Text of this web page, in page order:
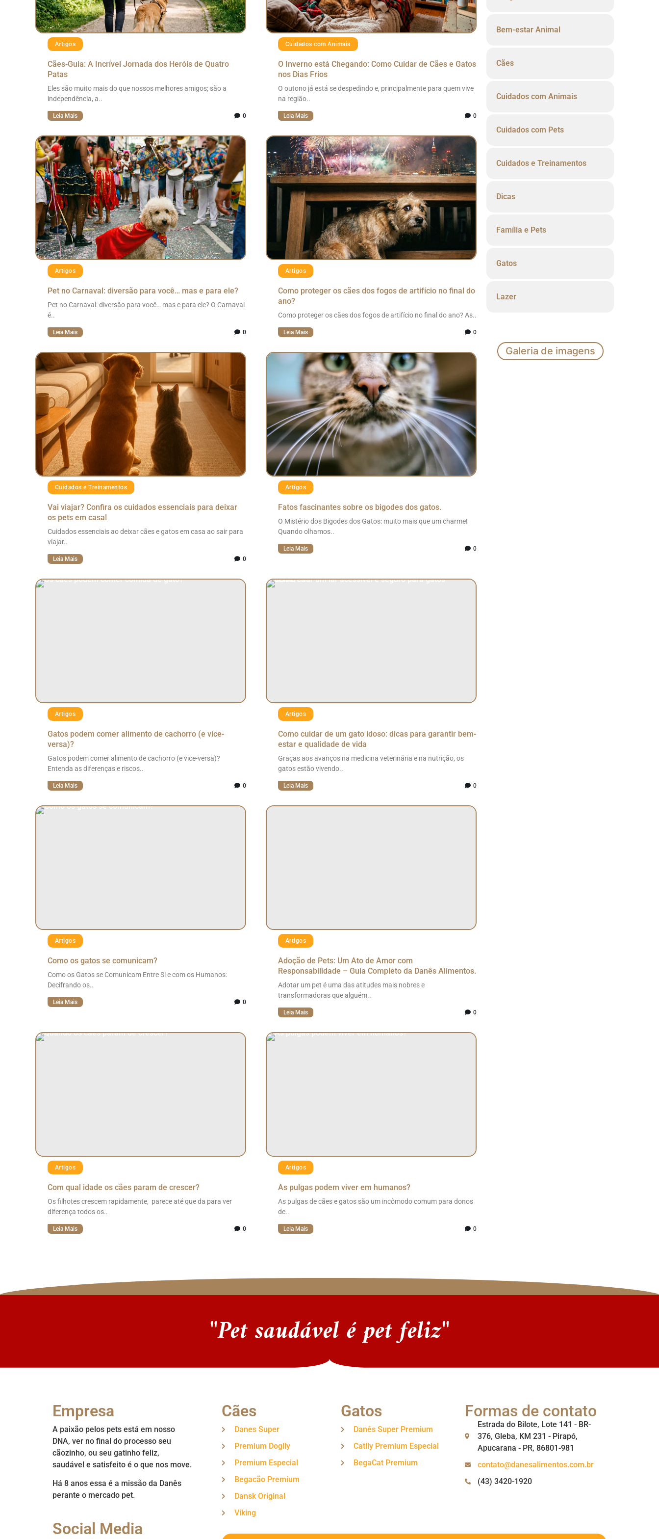
Artigos
Cães-Guia: A Incrível Jornada dos Heróis de Quatro
Patas
Eles são muito mais do que nossos melhores amigos; são a
independência, a..
Leia Mais 0
Cuidados com Animais
O Inverno está Chegando: Como Cuidar de Cães e Gatos
nos Dias Frios
O outono já está se despedindo e, principalmente para quem vive
na região..
Leia Mais 0
Artigos
Pet no Carnaval: diversão para você… mas e para ele?
Pet no Carnaval: diversão para você… mas e para ele? O Carnaval
é..
Leia Mais 0
Artigos
Como proteger os cães dos fogos de artifício no final do
ano?
Como proteger os cães dos fogos de artifício no final do ano? As..
Leia Mais 0
Cuidados e Treinamentos
Vai viajar? Confira os cuidados essenciais para deixar
os pets em casa!
Cuidados essenciais ao deixar cães e gatos em casa ao sair para
viajar..
Leia Mais 0
Artigos
Fatos fascinantes sobre os bigodes dos gatos.
O Mistério dos Bigodes dos Gatos: muito mais que um charme!
Quando olhamos..
Leia Mais 0
Artigos
Gatos podem comer alimento de cachorro (e vice-
versa)?
Gatos podem comer alimento de cachorro (e vice-versa)?
Entenda as diferenças e riscos..
Leia Mais 0
Artigos
Como cuidar de um gato idoso: dicas para garantir bem-
estar e qualidade de vida
Graças aos avanços na medicina veterinária e na nutrição, os
gatos estão vivendo..
Leia Mais 0
Artigos
Como os gatos se comunicam?
Como os Gatos se Comunicam Entre Si e com os Humanos:
Decifrando os..
Leia Mais 0
Artigos
Adoção de Pets: Um Ato de Amor com
Responsabilidade – Guia Completo da Danês Alimentos.
Adotar um pet é uma das atitudes mais nobres e
transformadoras que alguém..
Leia Mais 0
Artigos
Com qual idade os cães param de crescer?
Os filhotes crescem rapidamente, parece até que da para ver
diferença todos os..
Leia Mais 0
Artigos
As pulgas podem viver em humanos?
As pulgas de cães e gatos são um incômodo comum para donos
de..
Leia Mais 0
Bem-estar Animal
Cães
Cuidados com Animais
Cuidados com Pets
Cuidados e Treinamentos
Dicas
Família e Pets
Gatos
Lazer
Galeria de imagens
"Pet saudável é pet feliz"
Empresa
A paixão pelos pets está em nosso
DNA, ver no final do processo seu
cãozinho, ou seu gatinho feliz,
saudável e satisfeito é o que nos move.
Há 8 anos essa é a missão da Danês
perante o mercado pet.
Social Media
Cães
Danes Super
Premium Doglly
Premium Especial
Begacão Premium
Dansk Original
Viking
Gatos
Danês Super Premium
Catlly Premium Especial
BegaCat Premium
Formas de contato
Estrada do Bilote, Lote 141 - BR-
376, Gleba, KM 231 - Pirapó,
Apucarana - PR, 86801-981
contato@danesalimentos.com.br
(43) 3420-1920